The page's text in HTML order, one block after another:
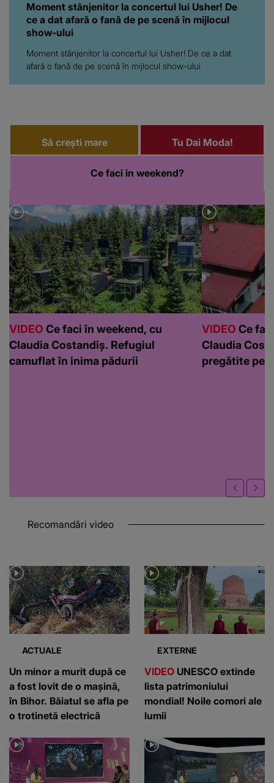
Moment stânjenitor la concertul lui Usher! De
ce a dat afară o fană de pe scenă în mijlocul
show-ului
Moment stânjenitor la concertul lui Usher! De ce a dat
afară o fană de pe scenă în mijlocul show-ului
Să crești mare Tu Dai Moda!
Ce faci in weekend?
VIDEO Ce faci în weekend, cu
Claudia Costandiș. Refugiul
camuflat în inima pădurii
VIDEO Ce
Claudia
pregătite
Recomandări video
ACTUALE
Un minor a murit după ce
a fost lovit de o mașină,
în Bihor. Băiatul se afla pe
o trotinetă electrică
EXTERNE
VIDEO UNESCO extinde
lista patrimoniului
mondial! Noile comori ale
lumii